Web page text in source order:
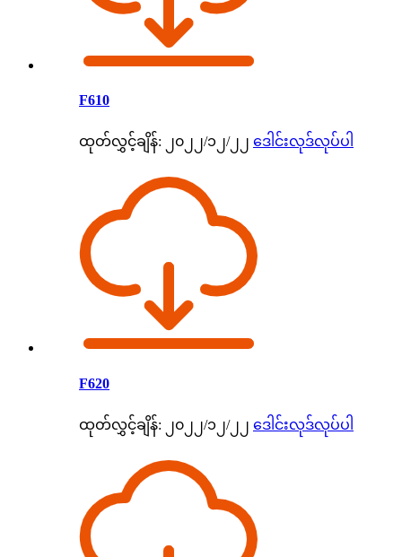
F610
ထုတ်လွှင့်ချိန်: ၂၀၂၂/၁၂/၂၂ ဒေါင်းလုဒ်လုပ်ပါ
F620
ထုတ်လွှင့်ချိန်: ၂၀၂၂/၁၂/၂၂ ဒေါင်းလုဒ်လုပ်ပါ